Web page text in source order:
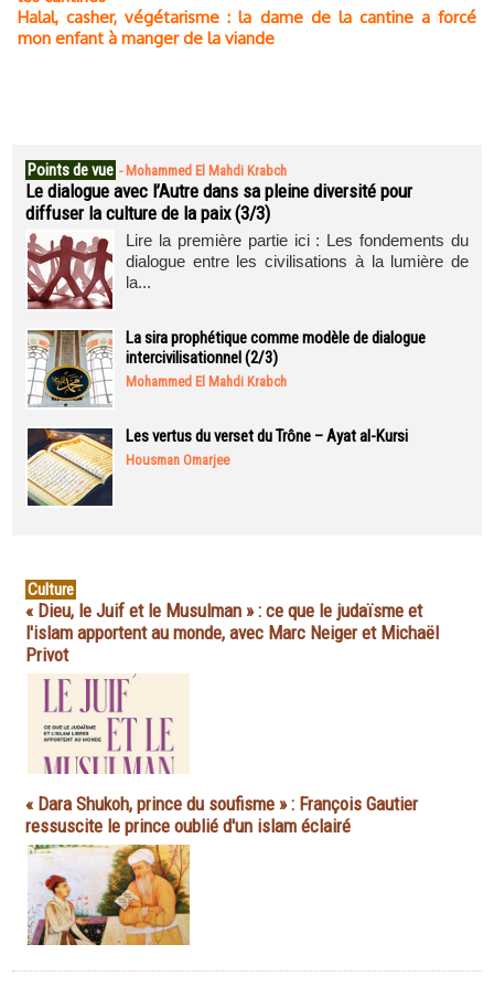
Halal, casher, végétarisme : la dame de la cantine a forcé
mon enfant à manger de la viande
Points de vue - Mohammed El Mahdi Krabch
Le dialogue avec l’Autre dans sa pleine diversité pour
diffuser la culture de la paix (3/3)
Lire la première partie ici : Les fondements du
dialogue entre les civilisations à la lumière de
la...
La sira prophétique comme modèle de dialogue
intercivilisationnel (2/3)
Mohammed El Mahdi Krabch
Les vertus du verset du Trône – Ayat al-Kursi
Housman Omarjee
Culture
« Dieu, le Juif et le Musulman » : ce que le judaïsme et
l'islam apportent au monde, avec Marc Neiger et Michaël
Privot
« Dara Shukoh, prince du soufisme » : François Gautier
ressuscite le prince oublié d'un islam éclairé